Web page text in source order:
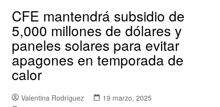
CFE mantendrá subsidio de
5,000 millones de dólares y
paneles solares para evitar
apagones en temporada de
calor
Valentina Rodríguez
19 marzo, 2025